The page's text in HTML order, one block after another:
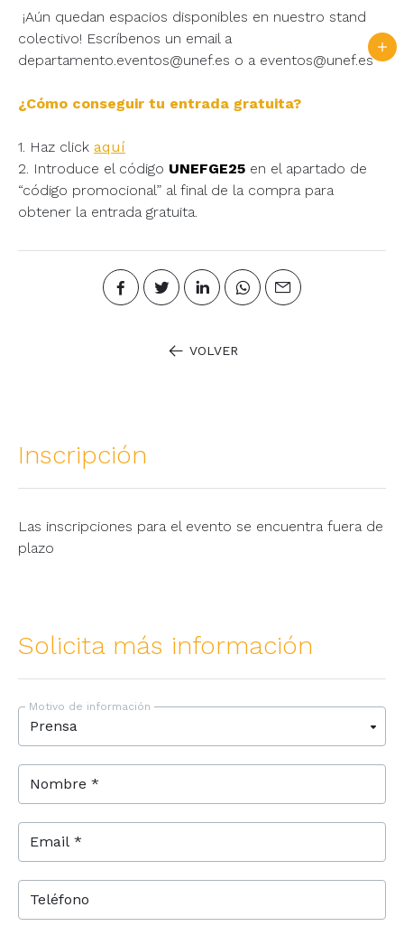
¡Aún quedan espacios disponibles en nuestro stand
colectivo! Escríbenos un email a
departamento.eventos@unef.es o a eventos@unef.es
¿Cómo conseguir tu entrada gratuita?
1. Haz click aquí
2. Introduce el código UNEFGE25 en el apartado de
“código promocional” al final de la compra para
obtener la entrada gratuita.
VOLVER
Inscripción
Las inscripciones para el evento se encuentra fuera de
plazo
Solicita más información
Motivo de información
Nombre *
Email *
Teléfono